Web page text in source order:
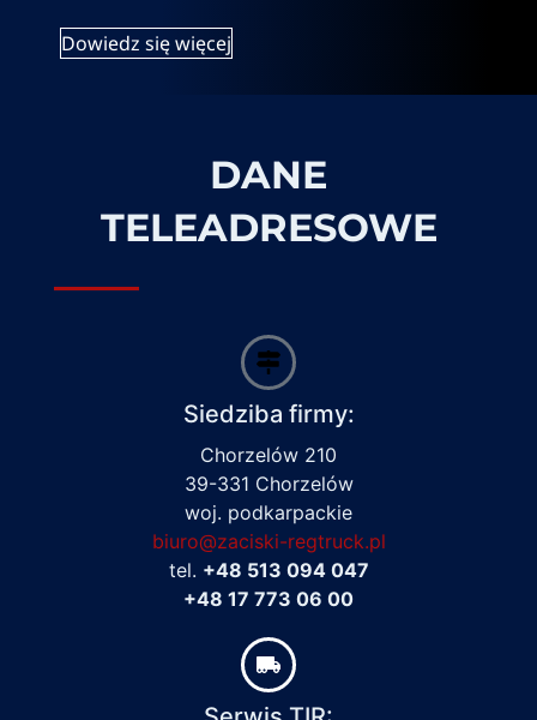
Dowiedz się więcej
DANE
TELEADRESOWE
Siedziba firmy:
Chorzelów 210
39-331 Chorzelów
woj. podkarpackie
biuro@zaciski-regtruck.pl
tel. +48 513 094 047
+48 17 773 06 00